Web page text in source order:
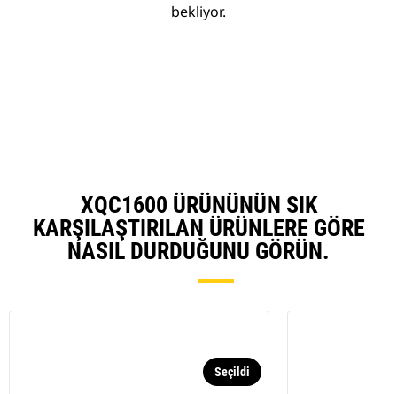
bekliyor.
XQC1600 ÜRÜNÜNÜN SIK
KARŞILAŞTIRILAN ÜRÜNLERE GÖRE
NASIL DURDUĞUNU GÖRÜN.
Seçildi